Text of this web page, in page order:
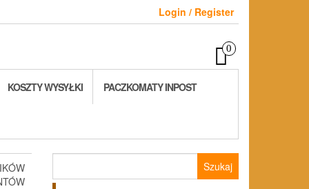
Login / Register
0
KOSZTY WYSYŁKI PACZKOMATY INPOST